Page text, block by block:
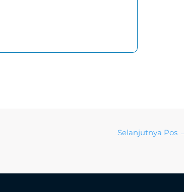
Selanjutnya Pos